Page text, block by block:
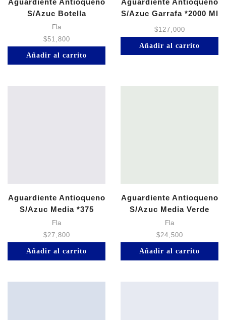
Aguardiente Antioqueno
S/Azuc Botella
Fla
$51,800
Añadir al carrito
Aguardiente Antioqueno
S/Azuc Garrafa *2000 Ml
$127,000
Añadir al carrito
Aguardiente Antioqueno
S/Azuc Media *375
Fla
$27,800
Añadir al carrito
Aguardiente Antioqueno
S/Azuc Media Verde
*375
Fla
$24,500
Añadir al carrito